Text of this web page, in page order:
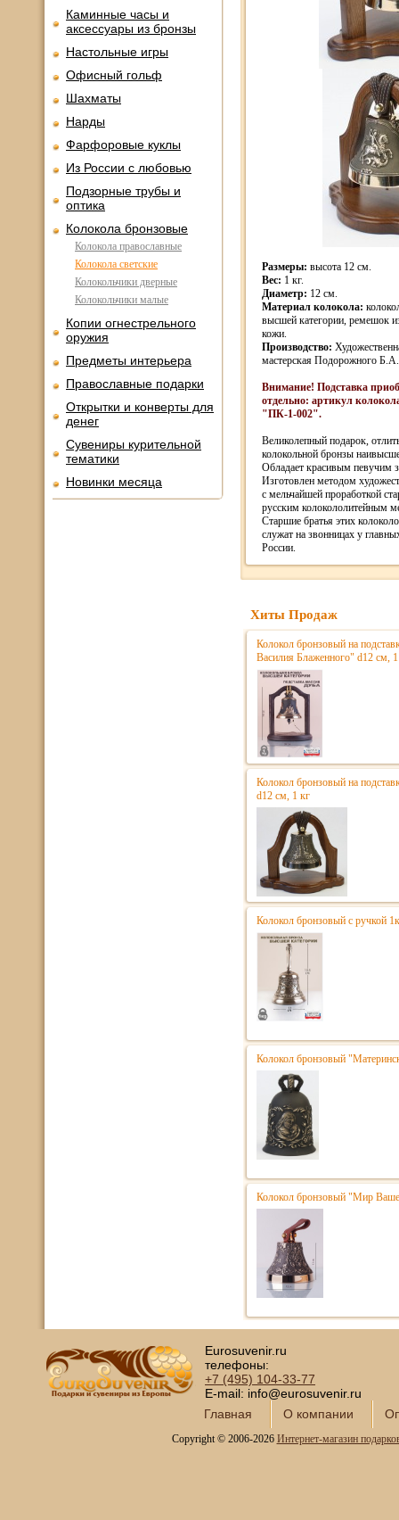
Каминные часы и
аксессуары из бронзы
Настольные игры
Офисный гольф
Шахматы
Нарды
Фарфоровые куклы
Из России с любовью
Подзорные трубы и
оптика
Колокола бронзовые
Колокола православные
Колокола светские
Колокольчики дверные
Колокольчики малые
Копии огнестрельного
оружия
Предметы интерьера
Православные подарки
Открытки и конверты для
денег
Сувениры курительной
тематики
Новинки месяца
Размеры: высота 12 см.
Вес: 1 кг.
Диаметр: 12 см.
Материал колокола:
высшей категории, ремешок
кожи.
Производство:
мастерская Подорожного
Внимание! Подставка
отдельно: артикул
"ПК-1-002".
Великолепный подарок,
колокольной бронзы
Обладает красивым певучим
Изготовлен методом
с мельчайшей проработкой
русским колокололитейным
Старшие братья этих
служат на звонницах у
России.
Хиты Продаж
Колокол бронзовый на
Василия Блаженного" d12 см,
Колокол бронзовый на
d12 см, 1 кг
Колокол бронзовый с ручкой
Колокол бронзовый
Колокол бронзовый "Мир
Eurosuvenir.ru
телефоны:
+7 (495) 104-33-77
E-mail: info@eurosuvenir.ru
Главная
О компании
Copyright © 2006-2026 Интернет-магазин